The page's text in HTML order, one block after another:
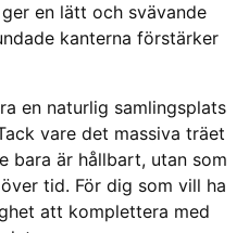
en lätt och svävande
kanterna förstärker
en naturlig samlingsplats
vare det massiva träet
bara är hållbart, utan som
tid. För dig som vill ha
att komplettera med